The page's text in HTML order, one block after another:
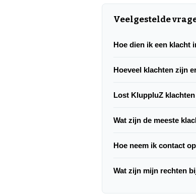
Veelgestelde
Hoe dien ik een klacht
Hoeveel klachten zijn
Lost KluppluZ
Wat zijn de meeste
Hoe neem ik contact
Wat zijn mijn rechten